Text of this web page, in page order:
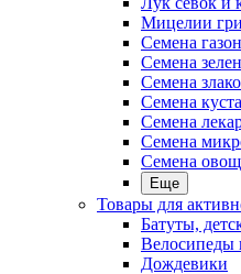
Мицелии
Семена
Семена
Семена
Семена
Семена
Семена
Семена
Еще
Товары для
Батуты,
Велосипеды
Дождевики